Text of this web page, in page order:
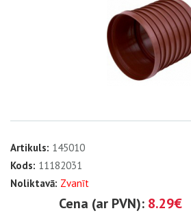
Artikuls: 145010
Kods: 11182031
Noliktavā: Zvanīt
Cena (ar PVN): 8.29€